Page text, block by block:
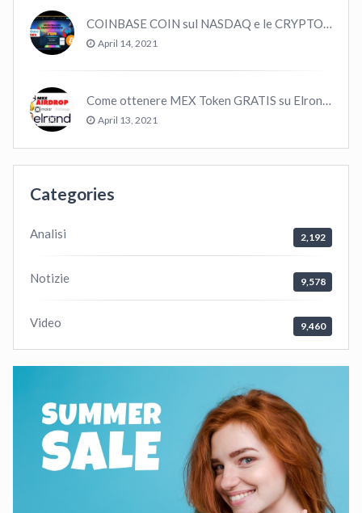
COINBASE COIN sul NASDAQ e le CRYPTO volano!
April 14, 2021
Come ottenere MEX Token GRATIS su Elrond ?
April 13, 2021
Categories
Analisi 2,192
Notizie 9,578
Video 9,460